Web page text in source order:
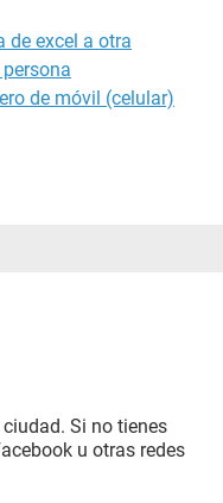
de excel a otra
de móvil (celular)
Si no tienes
u otras redes